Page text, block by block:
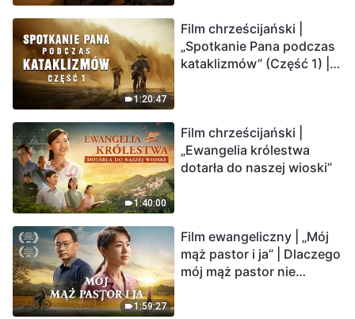
1:20:47
Film chrześcijański |
„Spotkanie Pana podczas
kataklizmów” (Część 1) |
1:40:00
Film chrześcijański |
„Ewangelia królestwa
dotarła do naszej wioski”
1:59:27
Film ewangeliczny | „Mój
mąż pastor i ja” | Dlaczego
mój mąż pastor nie